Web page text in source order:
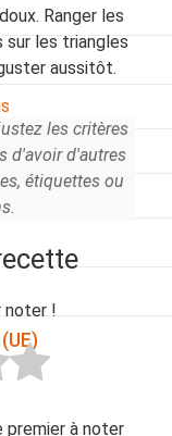
de cuisine
Ranger les
sur les triangles
aussitôt.
les critères
d'avoir d'autres
étiquettes ou
noter !
premier à noter